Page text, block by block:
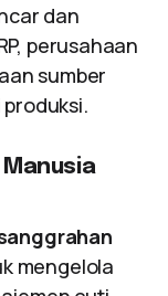
dan
perusahaan
sumber
Manusia
mengelola